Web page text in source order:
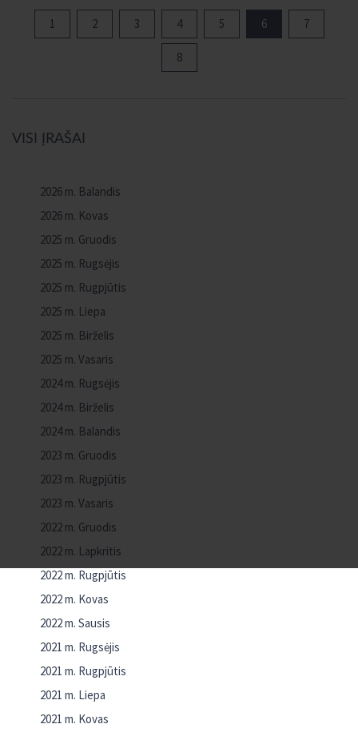
1 2 3 4 5 6 7
8
VISI ĮRAŠAI
2026 m. Balandis
2026 m. Kovas
2025 m. Gruodis
2025 m. Rugsėjis
2025 m. Rugpjūtis
2025 m. Liepa
2025 m. Birželis
2025 m. Vasaris
2024 m. Rugsėjis
2024 m. Birželis
2024 m. Balandis
2023 m. Gruodis
2023 m. Rugpjūtis
2023 m. Vasaris
2022 m. Gruodis
2022 m. Lapkritis
2022 m. Rugpjūtis
2022 m. Kovas
2022 m. Sausis
2021 m. Rugsėjis
2021 m. Rugpjūtis
2021 m. Liepa
2021 m. Kovas